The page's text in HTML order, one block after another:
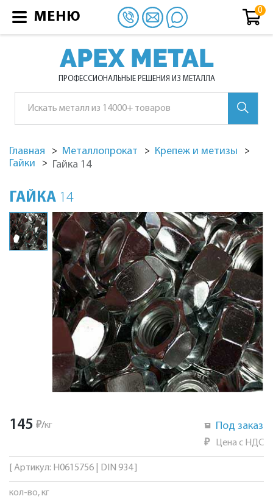
APEX METAL
ПРОФЕССИОНАЛЬНЫЕ РЕШЕНИЯ ИЗ МЕТАЛЛА
Главная Металлопрокат
Крепеж и метизы
Гайки
Гайка 14
ГАЙКА 14
145 ₽/кг Под заказ
₽ Цена с НДС
[ Артикул: Н0615756 | DIN 934 ]
кол-во, кг
МЕНЮ